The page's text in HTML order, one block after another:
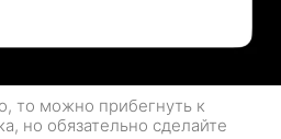
то можно прибегнуть к
но обязательно сделайте